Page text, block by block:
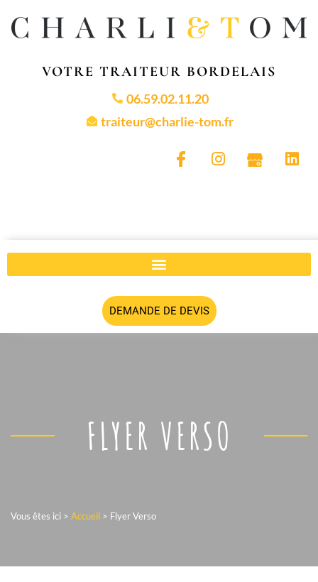
VOTRE TRAITEUR BORDELAIS
06.59.02.11.20
traiteur@charlie-tom.fr
DEMANDE DE DEVIS
FLYER VERSO
Vous êtes ici > Accueil > Flyer Verso